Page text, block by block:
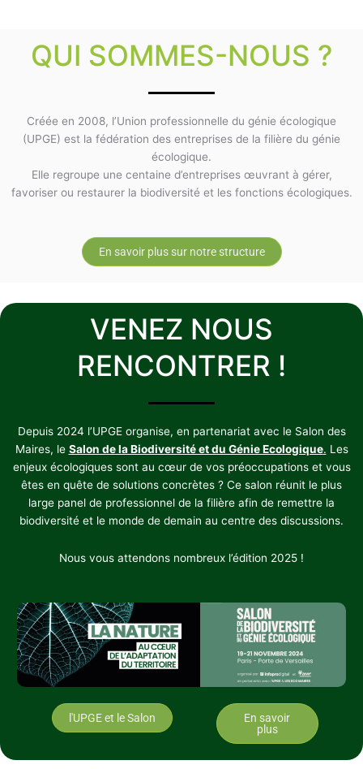
QUI SOMMES-NOUS ?
Créée en 2008, l’Union professionnelle du génie écologique
(UPGE) est la fédération des entreprises de la filière du génie
écologique.
Elle regroupe une centaine d’entreprises œuvrant à gérer,
favoriser ou restaurer la biodiversité et les fonctions écologiques.
En savoir plus sur notre structure
VENEZ NOUS
RENCONTRER !
Depuis 2024 l’UPGE organise, en partenariat avec le Salon des
Maires, le Salon de la Biodiversité et du Génie Ecologique. Les
enjeux écologiques sont au cœur de vos préoccupations et vous
êtes en quête de solutions concrètes ? Ce salon réunit le plus
large panel de professionnel de la filière afin de remettre la
biodiversité et le monde de demain au centre des discussions.
Nous vous attendons nombreux l’édition 2025 !
l'UPGE et le Salon
En savoir
plus